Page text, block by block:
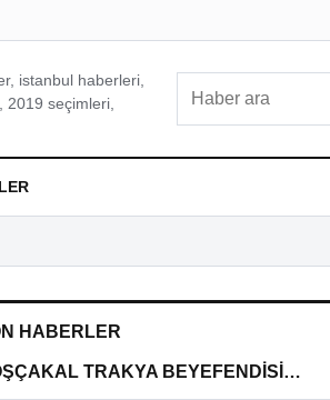
istanbul haberleri,
seçimleri,
HABERLER
TRAKYA BEYEFENDİSİ…